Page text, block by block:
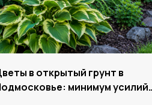
в открытый грунт в
минимум усилий,